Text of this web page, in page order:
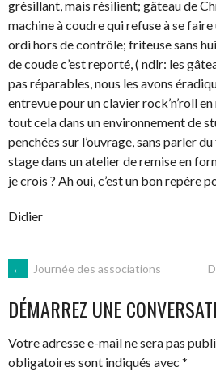
grésillant, mais résilient; gâteau de
machine à coudre qui refuse à se faire
ordi hors de contrôle; friteuse sans
de coude c’est reporté, ( ndlr: les
pas réparables, nous les avons
entrevue pour un clavier rock’n’roll
tout cela dans un environnement de
penchées sur l’ouvrage, sans parler
stage dans un atelier de remise en
je crois ? Ah oui, c’est un bon repère
Didier
NAVIGATION
DES
ARTICLES
← Journée des associations
DÉMARREZ UNE
Votre adresse e-mail ne sera pas
obligatoires sont indiqués avec *